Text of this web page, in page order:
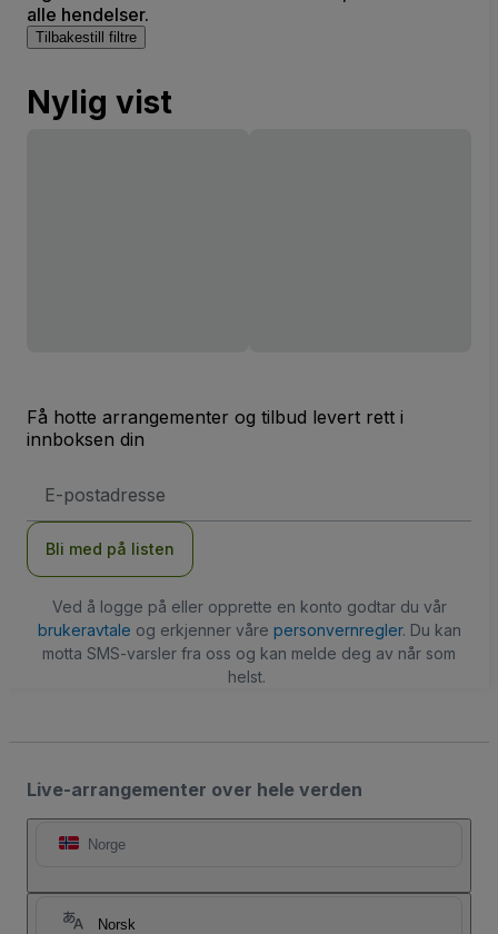
alle hendelser.
Tilbakestill filtre
Nylig vist
Få hotte arrangementer og tilbud levert rett i
innboksen din
postadresse
Bli med på listen
Ved å logge på eller opprette en konto godtar du vår
brukeravtale og erkjenner våre personvernregler. Du kan
motta SMS-varsler fra oss og kan melde deg av når som
helst.
Live-arrangementer over hele verden
Norge
Norsk